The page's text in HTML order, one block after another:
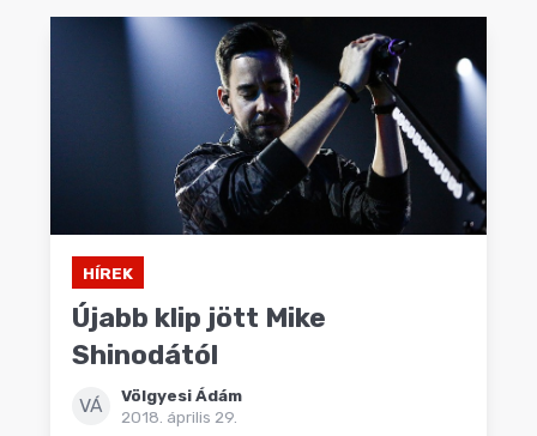
HÍREK
Újabb klip jött Mike
Shinodától
VÁ
Völgyesi Ádám
2018. április 29.